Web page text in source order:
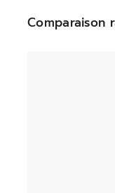
Comparaison